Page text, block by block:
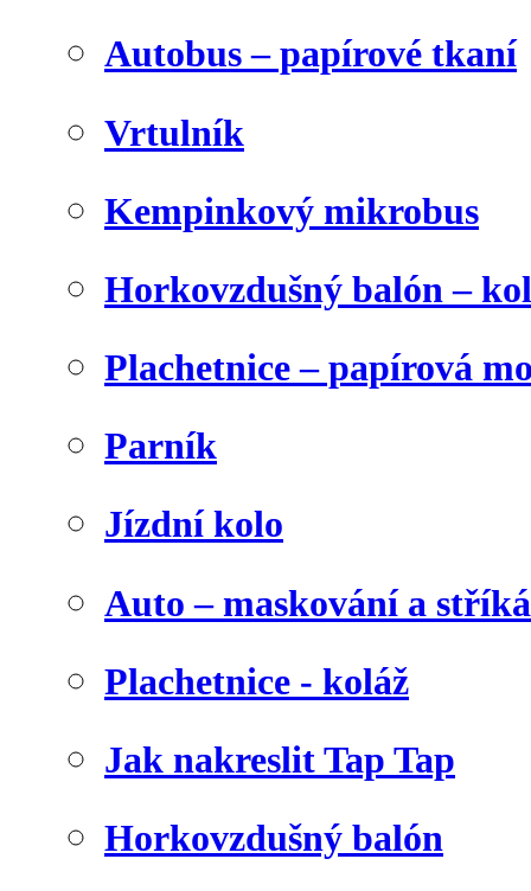
Autobus – papírové tkaní
Vrtulník
Kempinkový mikrobus
Horkovzdušný balón –
Plachetnice – papírová
Parník
Jízdní kolo
Auto – maskování a
Plachetnice - koláž
Jak nakreslit Tap Tap
Horkovzdušný balón